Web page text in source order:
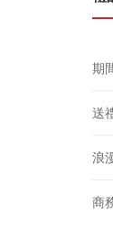
期
送
浪
商